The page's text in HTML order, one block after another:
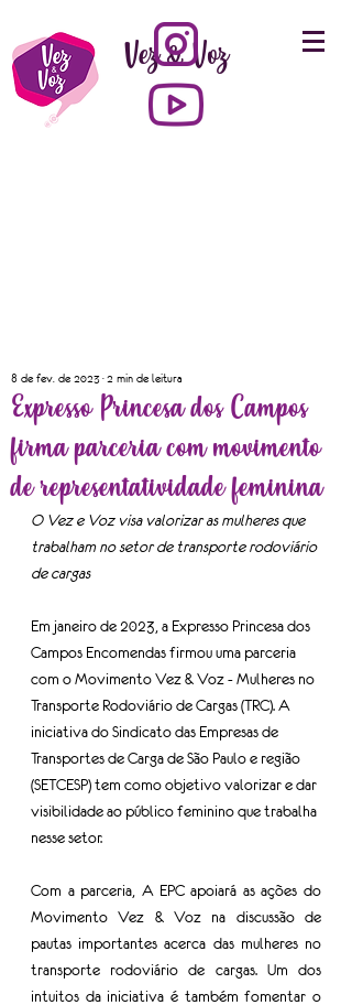
Vez & Voz
Expresso Princesa dos Campos
firma parceria com movimento
de representatividade feminina
8 de fev. de 2023 2 min de leitura
O Vez e Voz visa valorizar as mulheres que
trabalham no setor de transporte rodoviário
de cargas
Em janeiro de 2023, a Expresso Princesa dos
Campos Encomendas firmou uma parceria
com o Movimento Vez & Voz - Mulheres no
Transporte Rodoviário de Cargas (TRC). A
iniciativa do Sindicato das Empresas de
Transportes de Carga de São Paulo e região
(SETCESP) tem como objetivo valorizar e dar
visibilidade ao público feminino que trabalha
nesse setor.
Com a parceria, A EPC apoiará as ações do
Movimento Vez & Voz na discussão de
pautas importantes acerca das mulheres no
transporte rodoviário de cargas. Um dos
intuitos da iniciativa é também fomentar o